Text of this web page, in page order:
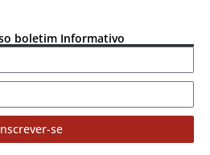
boletim Informativo
se